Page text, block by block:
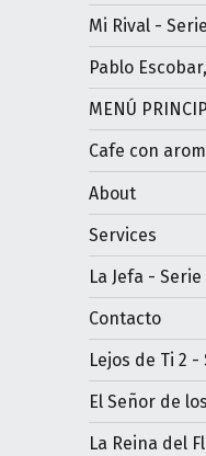
Mi Rival -
Pablo
MENÚ
Cafe con
About
Services
La Jefa -
Contacto
Lejos de Ti 2
El Señor de
La Reina del